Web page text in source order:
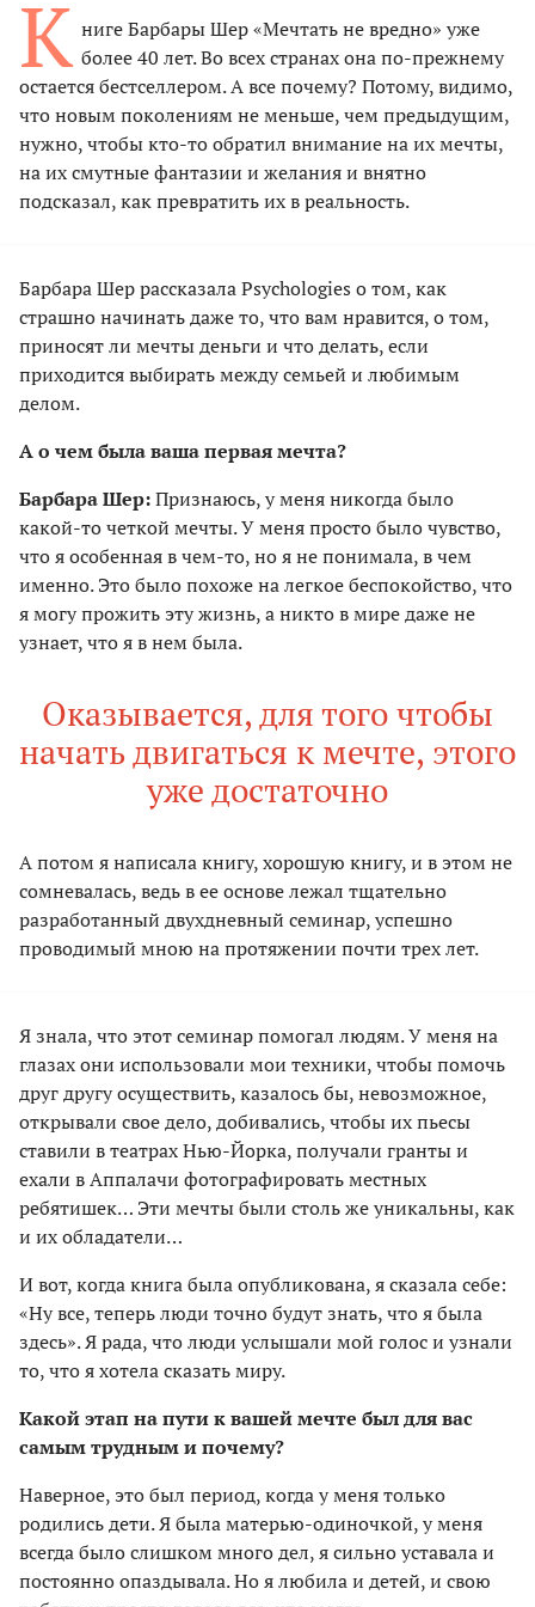
К ниге Барбары Шер «Мечтать не вредно» уже
более 40 лет. Во всех странах она по-прежнему
остается бестселлером. А все почему? Потому, видимо,
что новым поколениям не меньше, чем предыдущим,
нужно, чтобы кто-то обратил внимание на их мечты,
на их смутные фантазии и желания и внятно
подсказал, как превратить их в реальность.
Барбара Шер рассказала Psychologies о том, как
страшно начинать даже то, что вам нравится, о том,
приносят ли мечты деньги и что делать, если
приходится выбирать между семьей и любимым
делом.
А о чем была ваша первая мечта?
Барбара Шер:Признаюсь, у меня никогда было
какой-то четкой мечты. У меня просто было чувство,
что я особенная в чем-то, но я не понимала, в чем
именно. Это было похоже на легкое беспокойство, что
я могу прожить эту жизнь, а никто в мире даже не
узнает, что я в нем была.
Оказывается, для того чтобы
начать двигаться к мечте, этого
уже достаточно
А потом я написала книгу, хорошую книгу, и в этом не
сомневалась, ведь в ее основе лежал тщательно
разработанный двухдневный семинар, успешно
проводимый мною на протяжении почти трех лет.
Я знала, что этот семинар помогал людям. У меня на
глазах они использовали мои техники, чтобы помочь
друг другу осуществить, казалось бы, невозможное,
открывали свое дело, добивались, чтобы их пьесы
ставили в театрах Нью-Йорка, получали гранты и
ехали в Аппалачи фотографировать местных
ребятишек… Эти мечты были столь же уникальны, как
и их обладатели…
И вот, когда книга была опубликована, я сказала себе:
«Ну все, теперь люди точно будут знать, что я была
здесь». Я рада, что люди услышали мой голос и узнали
то, что я хотела сказать миру.
Какой этап на пути к вашей мечте был для вас
самым трудным и почему?
Наверное, это был период, когда у меня только
родились дети. Я была матерью-одиночкой, у меня
всегда было слишком много дел, я сильно уставала и
постоянно опаздывала. Но я любила и детей, и свою